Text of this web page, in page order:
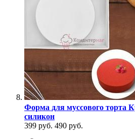
Форма для муссового торта
силикон
399 руб. 490 руб.